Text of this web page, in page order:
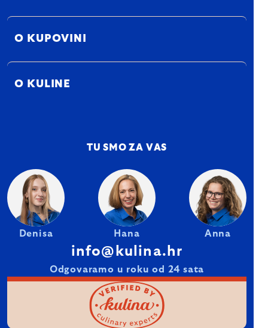
O KUPOVINI
O KULINE
TU SMO ZA VAS
Denisa Hana Anna
info@kulina.hr
Odgovaramo u roku od 24 sata